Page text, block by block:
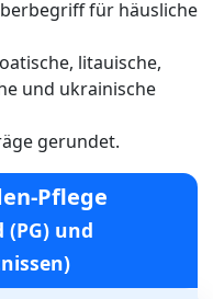
für häusliche
litauische,
und ukrainische
gerundet.
Pflege
(PG) und